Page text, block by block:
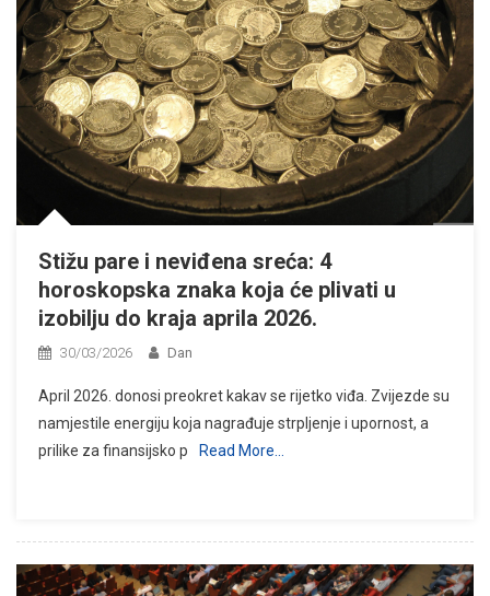
Stižu pare i neviđena sreća: 4
horoskopska znaka koja će plivati u
izobilju do kraja aprila 2026.
30/03/2026 Dan
April 2026. donosi preokret kakav se rijetko viđa. Zvijezde su
namjestile energiju koja nagrađuje strpljenje i upornost, a
prilike za finansijsko p
Read More…